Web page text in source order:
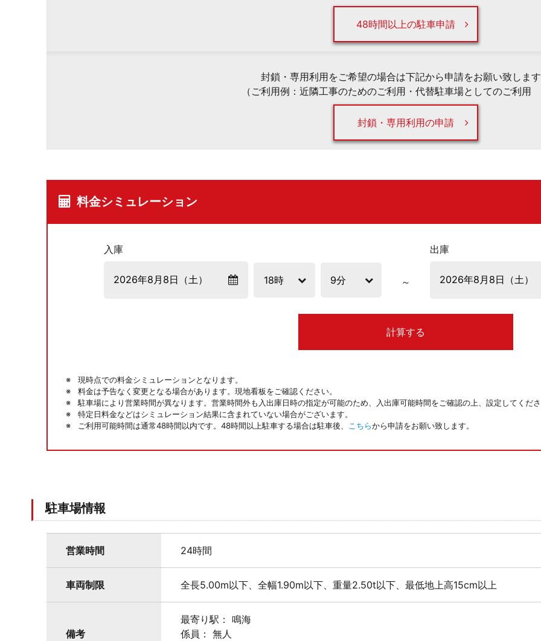
48時間以上の駐車申請
封鎖・専用利用をご希望の場合は下記から申請をお願い致しま
（ご利用例：近隣工事のためのご利用・代替駐車場としてのご利用
封鎖・専用利用の申請
料金シミュレーション
入庫 出庫
計算する
現時点での料金シミュレーションとなります。
料金は予告なく変更となる場合があります。現地看板をご確認ください。
駐車場により営業時間が異なります。営業時間外も入出庫日時の指定が可能のため、入出庫可能時間をご確認の上、設定してくだ
特定日料金などはシミュレーション結果に含まれていない場合がございます。
ご利用可能時間は通常48時間以内です。48時間以上駐車する場合は駐車後、
こちらから申請をお願い致します。
駐車場情報
営業時間 24時間
車両制限 全長5.00m以下、全幅1.90m以下、重量2.50t以下、最低地上高15cm以上
備考
最寄り駅： 鳴海
係員： 無人